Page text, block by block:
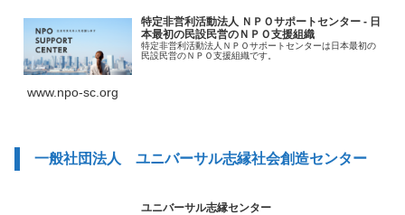
特定非営利活動法人 ＮＰＯサポートセンター - 日
本最初の民設民営のＮＰＯ支援組織
特定非営利活動法人ＮＰＯサポートセンターは日本最初の
民設民営のＮＰＯ支援組織です。
www.npo-sc.org
一般社団法人 ユニバーサル志縁社会創造センター
ユニバーサル志縁センター